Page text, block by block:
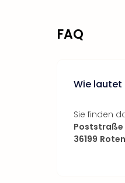
FAQ
Wie lautet
Sie finden
Poststraße
36199